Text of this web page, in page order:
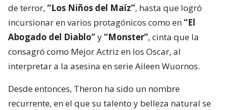
de terror, “Los Niños del Maíz”, hasta que logró
incursionar en varios protagónicos como en“El
Abogado del Diablo”y“Monster”, cinta que la
consagró como Mejor Actriz en los Oscar, al
interpretar a la asesina en serie Aileen Wuornos.
Desde entonces, Theron ha sido un nombre
recurrente, en el que su talento y belleza natural se